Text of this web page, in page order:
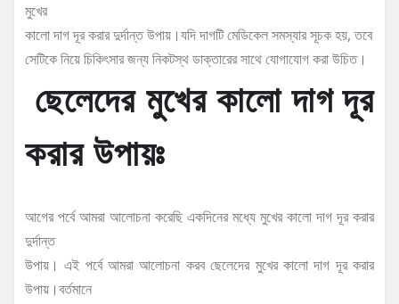
মুখের
কালো দাগ দূর করার দুর্দান্ত উপায়।যদি দাগটি মেডিকেল সমস্যার সূচক হয়, তবে
সেটিকে নিয়ে চিকিৎসার জন্য নিকটস্থ ডাক্তারের সাথে যোগাযোগ করা উচিত।
ছেলেদের মুখের কালো দাগ দূর
করার উপায়ঃ
আগের পর্বে আমরা আলোচনা করেছি একদিনের মধ্যে মুখের কালো দাগ দূর করার
দুর্দান্ত
উপায়। এই পর্বে আমরা আলোচনা করব ছেলেদের মুখের কালো দাগ দূর করার
উপায়।বর্তমানে